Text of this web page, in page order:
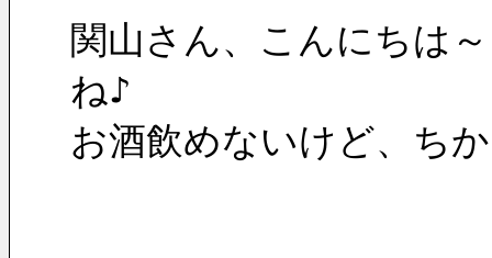
関山さん、こんにちは
ね♪
お酒飲めないけど、ち